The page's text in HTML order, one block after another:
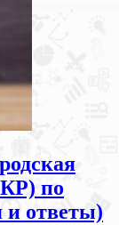
по
и ответы)